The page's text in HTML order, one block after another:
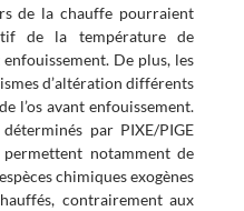
de la chauffe pourraient
de la température de
De plus, les
d’altération différents
l’os avant enfouissement.
par PIXE/PIGE
notamment de
chimiques exogènes
contrairement aux